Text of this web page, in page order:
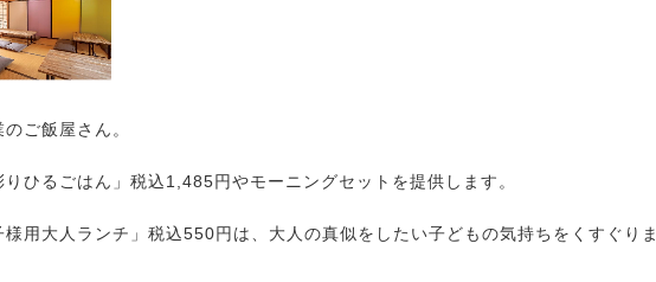
ご飯屋さん。
ひるごはん」税込1,485円やモーニングセットを提供します。
用大人ランチ」税込550円は、大人の真似をしたい子どもの気持ちをくすぐりま